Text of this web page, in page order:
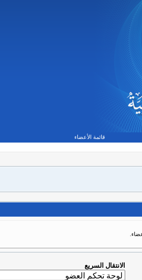
قائمة الأعضاء
الانتقال السريع